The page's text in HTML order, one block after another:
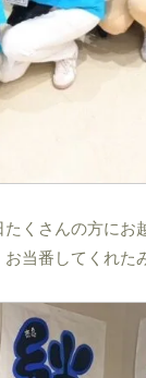
くさんの方にお
お当番してくれ